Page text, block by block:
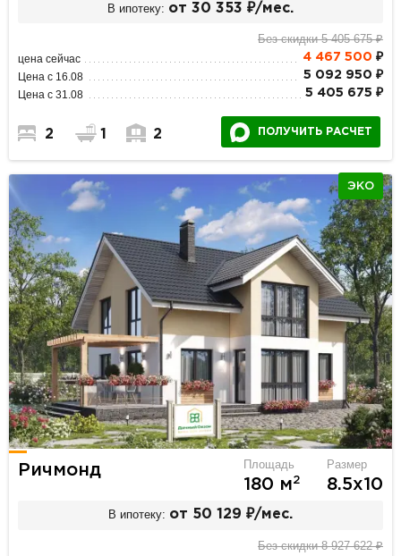
В ипотеку: от 30 353 ₽/мес.
Без скидки 5 405 675 ₽
цена сейчас 4 467 500 ₽
Цена с 16.08 5 092 950 ₽
Цена с 31.08 5 405 675 ₽
2 1 2 ПОЛУЧИТЬ РАСЧЕТ
ЭКО
Ричмонд Площадь
180 м2
Размер
8.5х10
В ипотеку: от 50 129 ₽/мес.
Без скидки 8 927 622 ₽